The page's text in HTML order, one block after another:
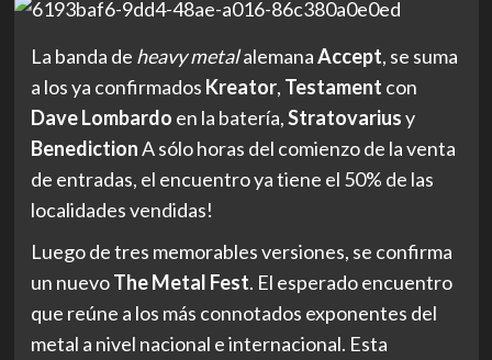
La banda de heavy metalalemanaAccept, se suma
a los ya confirmados Kreator, Testament con
Dave Lombardo en la batería,Stratovariusy
BenedictionA sólo horas del comienzo de la venta
de entradas, el encuentro ya tiene el 50% de las
localidades vendidas!
Luego de tres memorables versiones, se confirma
un nuevoThe Metal Fest. El esperado encuentro
que reúne a los más connotados exponentes del
metal a nivel nacional e internacional. Esta